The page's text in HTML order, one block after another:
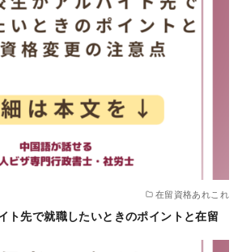
在留資格あれこれ
ト先で就職したいときのポイントと在留